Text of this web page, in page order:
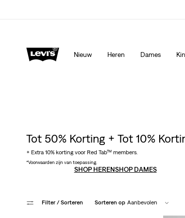
Levi's App. Het beste van Levi’s®, speciaal
Nieuw Heren Dames
Tot 50% Korting + Tot 10%
+ Extra 10% korting voor Red Tab™ members.
*Voorwaarden zijn van toepassing.
SHOP HERENSHOP DAMES
Filter / Sorteren Sorteren op Aanbevolen